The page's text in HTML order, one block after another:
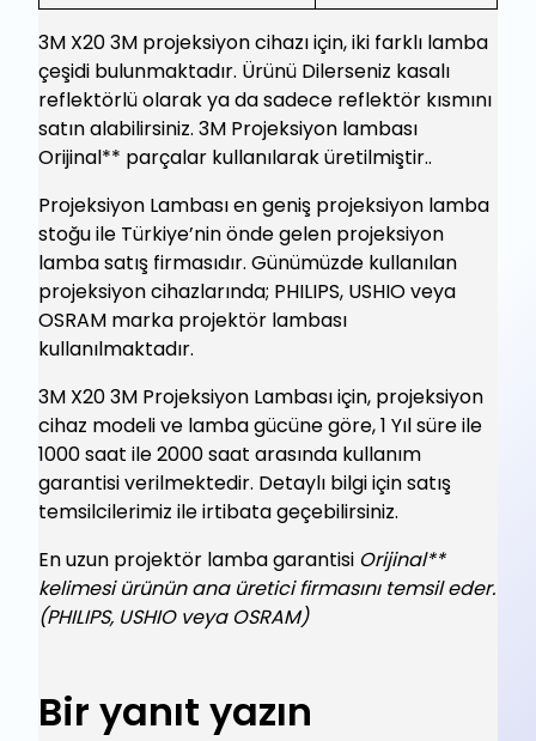
3M X20 3M projeksiyon cihazı için, iki farklı lamba
çeşidi bulunmaktadır. Ürünü Dilerseniz kasalı
reflektörlü olarak ya da sadece reflektör kısmını
satın alabilirsiniz. 3M Projeksiyon lambası
Orijinal** parçalar kullanılarak üretilmiştir..
Projeksiyon Lambası en geniş projeksiyon lamba
stoğu ile Türkiye’nin önde gelen projeksiyon
lamba satış firmasıdır. Günümüzde kullanılan
projeksiyon cihazlarında; PHILIPS, USHIO veya
OSRAM marka projektör lambası
kullanılmaktadır.
3M X20 3M Projeksiyon Lambası için, projeksiyon
cihaz modeli ve lamba gücüne göre, 1 Yıl süre ile
1000 saat ile 2000 saat arasında kullanım
garantisi verilmektedir. Detaylı bilgi için satış
temsilcilerimiz ile irtibata geçebilirsiniz.
En uzun projektör lamba garantisi Orijinal**
kelimesi ürünün ana üretici firmasını temsil eder.
(PHILIPS, USHIO veya OSRAM)
Bir yanıt yazın